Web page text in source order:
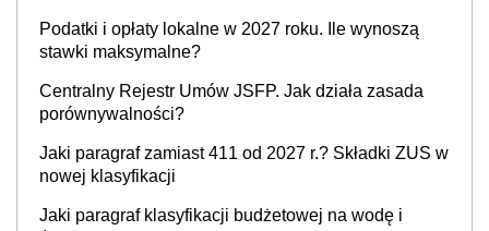
Podatki i opłaty lokalne w 2027 roku. Ile wynoszą
stawki maksymalne?
Centralny Rejestr Umów JSFP. Jak działa zasada
porównywalności?
Jaki paragraf zamiast 411 od 2027 r.? Składki ZUS w
nowej klasyfikacji
Jaki paragraf klasyfikacji budżetowej na wodę i